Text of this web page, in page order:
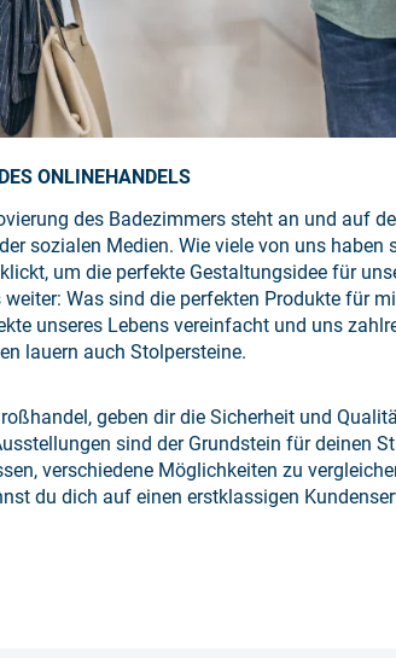
ONLINEHANDELS
des Badezimmers steht an und auf
sozialen Medien. Wie viele von uns
um die perfekte Gestaltungsidee für
Was sind die perfekten Produkte für
unseres Lebens vereinfacht und uns
lauern auch Stolpersteine.
geben dir die Sicherheit und
sind der Grundstein für deinen
verschiedene Möglichkeiten zu
du dich auf einen erstklassigen